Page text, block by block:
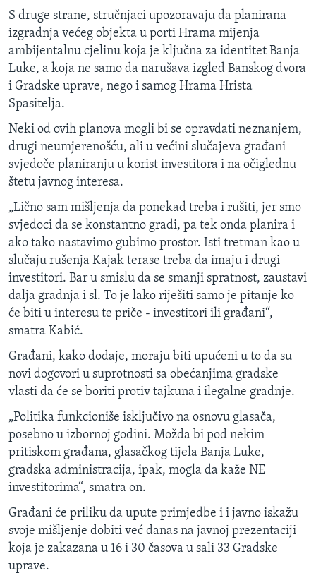
S druge strane, stručnjaci upozoravaju da planirana
izgradnja većeg objekta u porti Hrama mijenja
ambijentalnu cjelinu koja je ključna za identitet Banja
Luke, a koja ne samo da narušava izgled Banskog dvora
i Gradske uprave, nego i samog Hrama Hrista
Spasitelja.
Neki od ovih planova mogli bi se opravdati neznanjem,
drugi neumjerenošću, ali u većini slučajeva građani
svjedoče planiranju u korist investitora i na očiglednu
štetu javnog interesa.
„Lično sam mišljenja da ponekad treba i rušiti, jer smo
svjedoci da se konstantno gradi, pa tek onda planira i
ako tako nastavimo gubimo prostor. Isti tretman kao u
slučaju rušenja Kajak terase treba da imaju i drugi
investitori. Bar u smislu da se smanji spratnost, zaustavi
dalja gradnja i sl. To je lako riješiti samo je pitanje ko
će biti u interesu te priče - investitori ili građani“,
smatra Kabić.
Građani, kako dodaje, moraju biti upućeni u to da su
novi dogovori u suprotnosti sa obećanjima gradske
vlasti da će se boriti protiv tajkuna i ilegalne gradnje.
„Politika funkcioniše isključivo na osnovu glasača,
posebno u izbornoj godini. Možda bi pod nekim
pritiskom građana, glasačkog tijela Banja Luke,
gradska administracija, ipak, mogla da kaže NE
investitorima“, smatra on.
Građani će priliku da upute primjedbe i i javno iskažu
svoje mišljenje dobiti već danas na javnoj prezentaciji
koja je zakazana u 16 i 30 časova u sali 33 Gradske
uprave.